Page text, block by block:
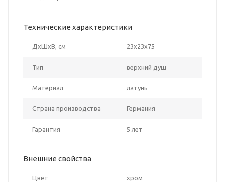
Технические характеристики
ДxШxВ, см 23x23x75
Тип верхний душ
Материал латунь
Страна производства Германия
Гарантия 5 лет
Внешние свойства
Цвет хром